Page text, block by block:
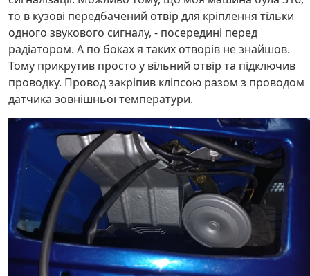
то в кузові передбачений отвір для кріплення тільки
одного звукового сигналу, - посередині перед
радіатором. А по боках я таких отворів не знайшов.
Тому прикрутив просто у вільний отвір та підключив
проводку. Провод закріпив кліпсою разом з проводом
датчика зовнішньої температури.